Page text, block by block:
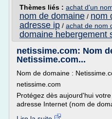
Thèmes liés : achat d'un
nom de domaine / nom
adresse ip / achat de nom
domaine hebergement
netissime.com: Nom
Netissime.com...
Nom de domaine :
netissime.com
Protégez dès aujourd'hui
adresse Internet (nom de